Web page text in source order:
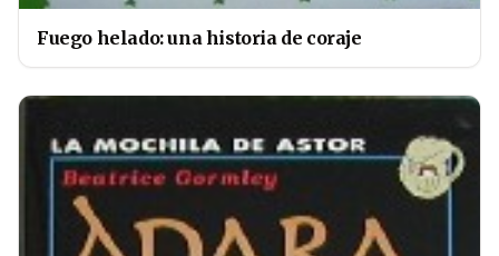
Fuego helado: una historia de coraje